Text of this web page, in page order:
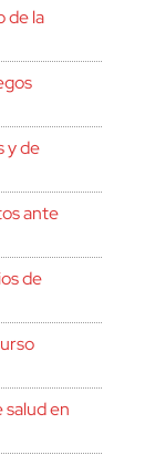
de la
y de
ante
de
en